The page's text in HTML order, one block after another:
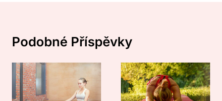
Podobné Příspěvky